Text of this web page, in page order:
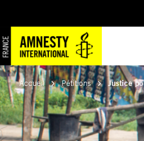
au
contenu
Accueil Pétitions Justice